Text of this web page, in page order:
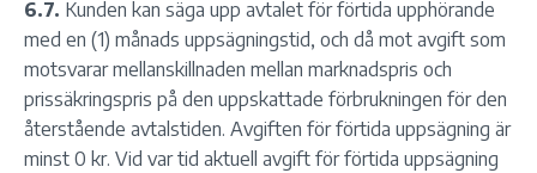
6.7. Kunden kan säga upp avtalet för förtida upphörande
med en (1) månads uppsägningstid, och då mot avgift som
motsvarar mellanskillnaden mellan marknadspris och
prissäkringspris på den uppskattade förbrukningen för den
återstående avtalstiden. Avgiften för förtida uppsägning är
minst 0 kr. Vid var tid aktuell avgift för förtida uppsägning